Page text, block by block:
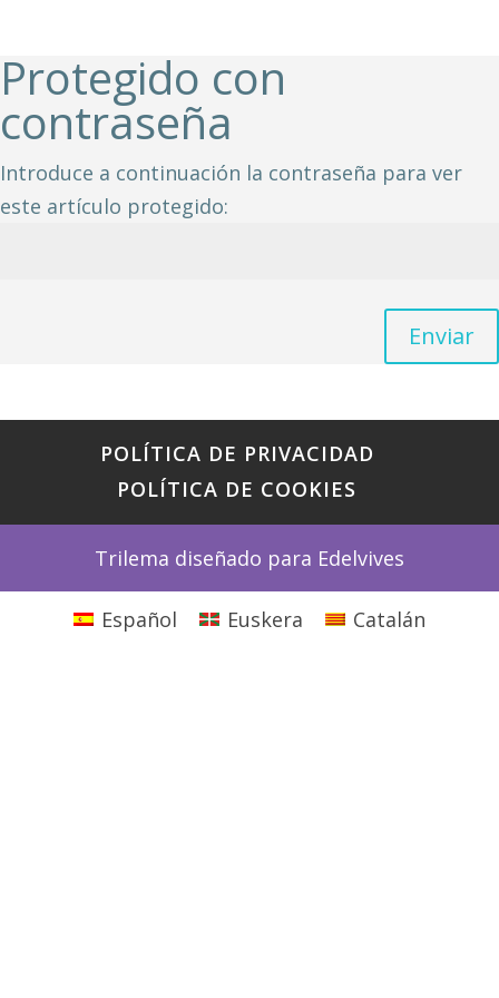
Protegido con
contraseña
Introduce a continuación la contraseña para ver
este artículo protegido:
Enviar
POLÍTICA DE PRIVACIDAD
POLÍTICA DE COOKIES
Trilema diseñado para Edelvives
Español Euskera Catalán